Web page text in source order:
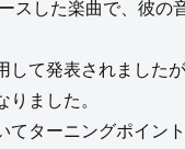
スした楽曲で、彼の
て発表されました
ました。
ターニングポイン